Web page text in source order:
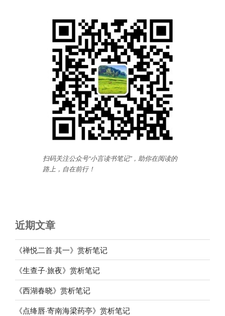
扫码关注公众号“小言读书笔记”，助你在阅读的
路上，自在前行！
近期文章
《禅悦二首·其一》赏析笔记
《生查子·旅夜》赏析笔记
《西湖春晓》赏析笔记
《点绛唇·寄南海梁药亭》赏析笔记